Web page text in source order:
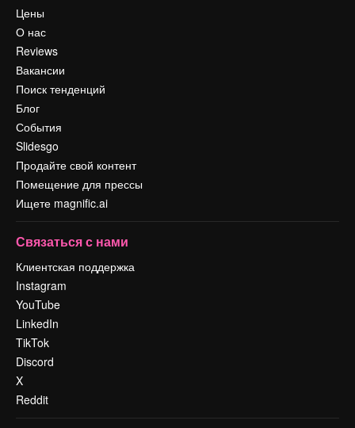
Цены
О нас
Reviews
Вакансии
Поиск тенденций
Блог
События
Slidesgo
Продайте свой контент
Помещение для прессы
Ищете magnific.ai
Связаться с нами
Клиентская поддержка
Instagram
YouTube
LinkedIn
TikTok
Discord
X
Reddit